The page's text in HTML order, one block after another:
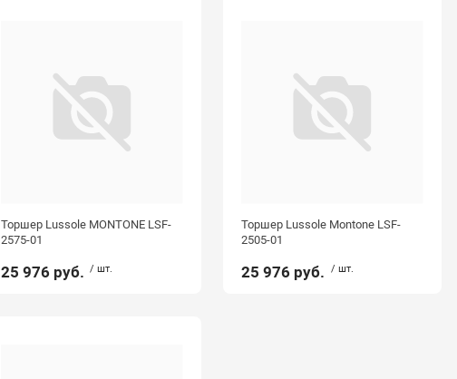
Торшер Lussole MONTONE LSF-
2575-01
25 976 руб. / шт.
Торшер Lussole Montone LSF-
2505-01
25 976 руб. / шт.